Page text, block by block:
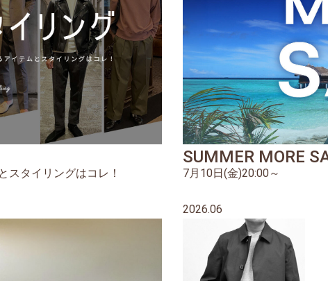
スタイリングはコレ！
SUMMER MORE
7月10日(金)20:00～
2026.06